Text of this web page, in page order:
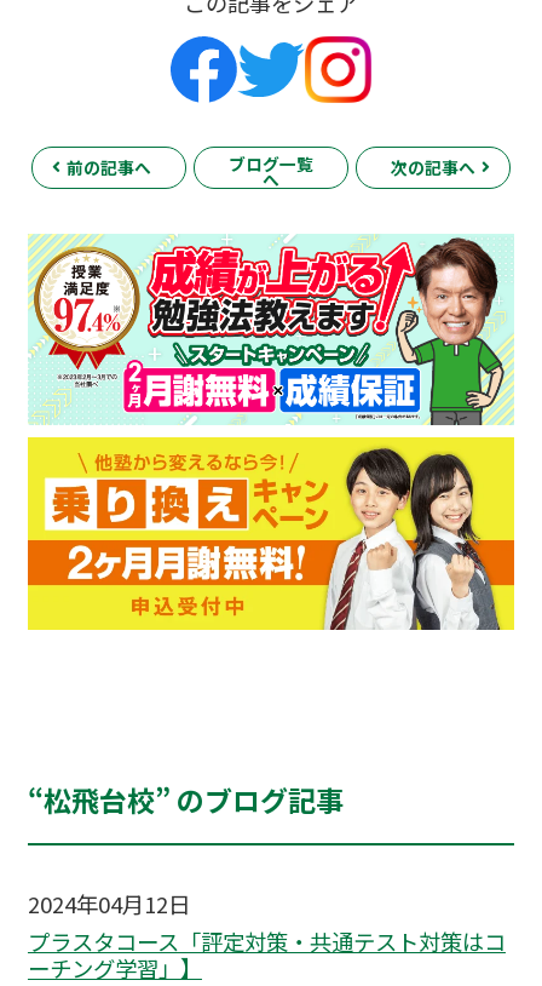
前の記事へ ブログ一覧
へ
次の記事へ
“松飛台校” のブログ記事
2024年04月12日
プラスタコース「評定対策・共通テスト対策はコ
ーチング学習」】